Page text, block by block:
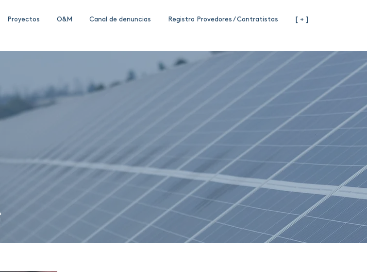
Proyectos O&M Canal de denuncias Registro Provedores / Contratistas [ + ]